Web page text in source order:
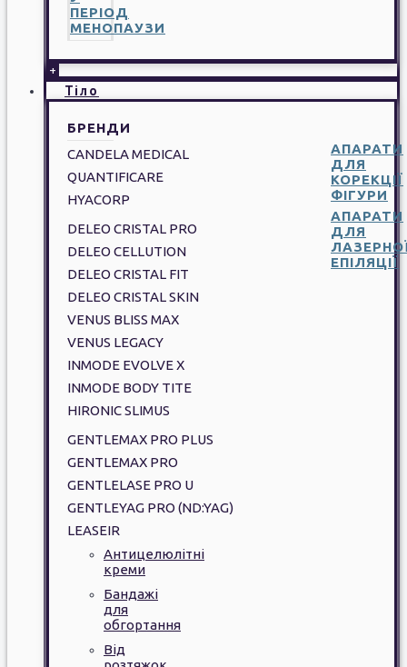
ПЕРІОД
МЕНОПАУЗИ
+
Тіло
БРЕНДИ
CANDELA MEDICAL
QUANTIFICARE
HYACORP
АПАРАТИ
ДЛЯ
КОРЕКЦІЇ
ФІГУРИ
DELEO CRISTAL PRO
DELEO CELLUTION
DELEO CRISTAL FIT
DELEO CRISTAL SKIN
VENUS BLISS MAX
VENUS LEGACY
INMODE EVOLVE X
INMODE BODY TITE
HIRONIC SLIMUS
АПАРАТИ
ДЛЯ
ЕПІЛЯЦІЇ
GENTLEMAX PRO PLUS
GENTLEMAX PRO
GENTLELASE PRO U
GENTLEYAG PRO (ND:YAG)
LEASEIR
Антицелюлітні
креми
Бандажі
для
обгортання
Від